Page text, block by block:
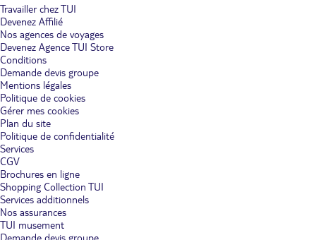
Travailler chez TUI
Devenez Affilié
Nos agences de voyages
Devenez Agence TUI Store
Conditions
Demande devis groupe
Mentions légales
Politique de cookies
Gérer mes cookies
Plan du site
Politique de confidentialité
Services
CGV
Brochures en ligne
Shopping Collection TUI
Services additionnels
Nos assurances
TUI musement